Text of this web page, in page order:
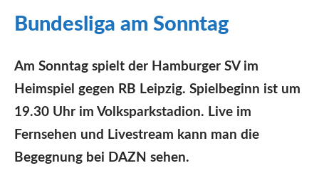
Bundesliga am Sonntag
Am Sonntag spielt der Hamburger SV im
Heimspiel gegen RB Leipzig. Spielbeginn ist um
19.30 Uhr im Volksparkstadion. Live im
Fernsehen und Livestream kann man die
Begegnung bei DAZN sehen.